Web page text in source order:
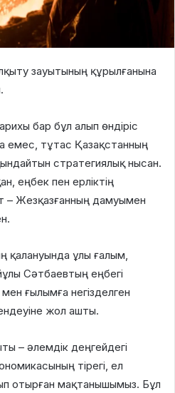
зауытының құрылғанына
бар бұл алып өндіріс
емес, тұтас Қазақстанның
стратегиялық нысан.
еңбек пен ерліктің
– Жезқазғанның дамуымен
қалануында ұлы ғалым,
Сәтбаевтың еңбегі
ғылымға негізделген
жол ашты.
– әлемдік деңгейдегі
тірегі, ел
отырған мақтанышымыз. Бұл